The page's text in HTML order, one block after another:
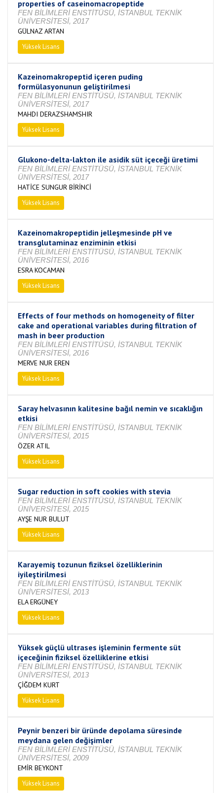
properties of caseinomacropeptide
FEN BİLİMLERİ ENSTİTÜSÜ, İSTANBUL TEKNİK
ÜNİVERSİTESİ, 2017
GÜLNAZ ARTAN
Yüksek Lisans
Kazeinomakropeptid içeren puding
formülasyonunun geliştirilmesi
FEN BİLİMLERİ ENSTİTÜSÜ, İSTANBUL TEKNİK
ÜNİVERSİTESİ, 2017
MAHDI DERAZSHAMSHIR
Yüksek Lisans
Glukono-delta-lakton ile asidik süt içeceği üretimi
FEN BİLİMLERİ ENSTİTÜSÜ, İSTANBUL TEKNİK
ÜNİVERSİTESİ, 2017
HATİCE SUNGUR BİRİNCİ
Yüksek Lisans
Kazeinomakropeptidin jelleşmesinde pH ve
transglutaminaz enziminin etkisi
FEN BİLİMLERİ ENSTİTÜSÜ, İSTANBUL TEKNİK
ÜNİVERSİTESİ, 2016
ESRA KOCAMAN
Yüksek Lisans
Effects of four methods on homogeneity of filter
cake and operational variables during filtration of
mash in beer production
FEN BİLİMLERİ ENSTİTÜSÜ, İSTANBUL TEKNİK
ÜNİVERSİTESİ, 2016
MERVE NUR EREN
Yüksek Lisans
Saray helvasının kalitesine bağıl nemin ve sıcaklığın
etkisi
FEN BİLİMLERİ ENSTİTÜSÜ, İSTANBUL TEKNİK
ÜNİVERSİTESİ, 2015
ÖZER ATIL
Yüksek Lisans
Sugar reduction in soft cookies with stevia
FEN BİLİMLERİ ENSTİTÜSÜ, İSTANBUL TEKNİK
ÜNİVERSİTESİ, 2015
AYŞE NUR BULUT
Yüksek Lisans
Karayemiş tozunun fiziksel özelliklerinin
iyileştirilmesi
FEN BİLİMLERİ ENSTİTÜSÜ, İSTANBUL TEKNİK
ÜNİVERSİTESİ, 2013
ELA ERGÜNEY
Yüksek Lisans
Yüksek güçlü ultrases işleminin fermente süt
içeceğinin fiziksel özelliklerine etkisi
FEN BİLİMLERİ ENSTİTÜSÜ, İSTANBUL TEKNİK
ÜNİVERSİTESİ, 2013
ÇİĞDEM KURT
Yüksek Lisans
Peynir benzeri bir üründe depolama süresinde
meydana gelen değişimler
FEN BİLİMLERİ ENSTİTÜSÜ, İSTANBUL TEKNİK
ÜNİVERSİTESİ, 2009
EMİR BEYKONT
Yüksek Lisans